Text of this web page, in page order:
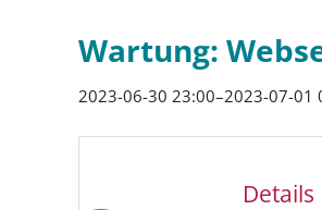
Wartung:
2023-06-30 23:00–2023-07-01
Details